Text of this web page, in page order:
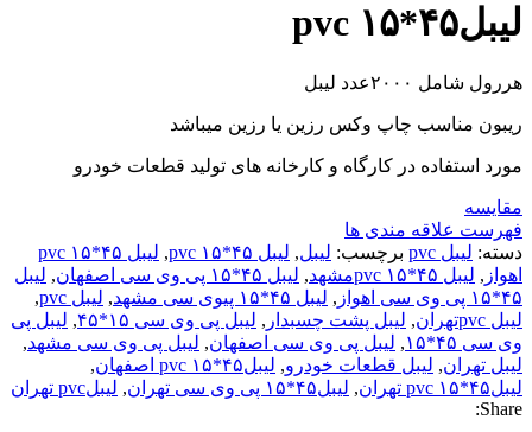
لیبل۴۵*۱۵ pvc
هررول شامل ۲۰۰۰عدد لیبل
ریبون مناسب چاپ وکس رزین یا رزین میباشد
مورد استفاده در کارگاه و کارخانه های تولید قطعات خودرو
مقایسه
فهرست علاقه مندی ها
دسته: لیبل pvc برچسب: لیبل, لیبل ۴۵*۱۵ pvc ,
لیبل ۴۵*۱۵ pvc
اهواز , لیبل ۴۵*۱۵ pvcمشهد , لیبل ۴۵*۱۵ پی وی سی اصفهان , لیبل
۴۵*۱۵ پی وی سی اهواز
, لیبل ۴۵*۱۵ پیوی سی مشهد , لیبل pvc
,
لیبل pvcتهران
, لیبل پشت چسبدار , لیبل پی وی سی ۱۵*۴۵ , لیبل پی
وی سی ۴۵*۱۵
, لیبل پی وی سی اصفهان, لیبل پی وی سی مشهد,
لیبل تهران, لیبل قطعات خودرو, لیبل۴۵*۱۵ pvc اصفهان
,
لیبل۴۵*۱۵ pvc تهران
, لیبل۴۵*۱۵ پی وی سی تهران , لیبلpvc تهران
Share: